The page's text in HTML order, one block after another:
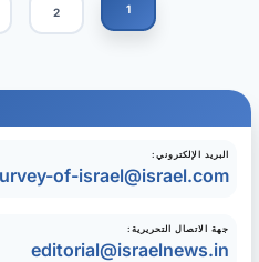
1
2
البريد الإلكتروني:
of-israel@israel.com
جهة الاتصال التحريرية:
editorial@israelnews.in